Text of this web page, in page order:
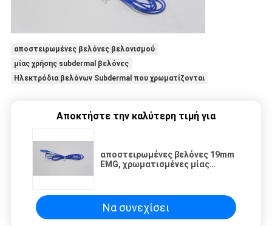
αποστειρωμένες βελόνες βελονισμού
μίας χρήσης subdermal βελόνες
Ηλεκτρόδια βελόνων Subdermal που χρωματίζονται
Αποκτήστε την καλύτερη τιμή για
αποστειρωμένες βελόνες 19mm
EMG, χρωματισμένες μίας
Να συνεχίσει